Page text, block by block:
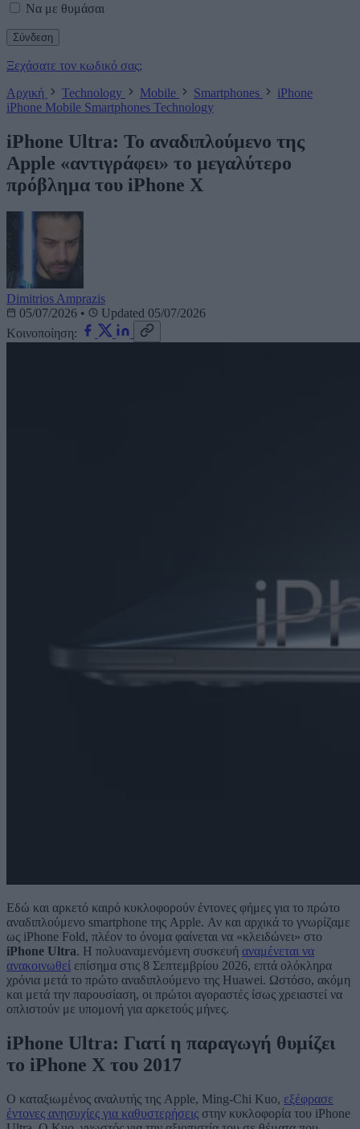
Να με θυμάσαι
Ξεχάσατε τον κωδικό σας;
Αρχική
Technology Mobile Smartphones
iPhone
iPhone Mobile Smartphones Technology
iPhone Ultra: Το αναδιπλούμενο της
Apple «αντιγράφει» το μεγαλύτερο
πρόβλημα του iPhone X
Dimitrios Amprazis
05/07/2026 •
Updated 05/07/2026
Κοινοποίηση:
Εδώ και αρκετό καιρό κυκλοφορούν έντονες φήμες για το πρώτο
αναδιπλούμενο smartphone της Apple. Αν και αρχικά το γνωρίζαμε
ως iPhone Fold, πλέον το όνομα φαίνεται να «κλειδώνει» στο
iPhone Ultra. Η πολυαναμενόμενη συσκευή αναμένεται να
ανακοινωθεί επίσημα στις 8 Σεπτεμβρίου 2026, επτά ολόκληρα
χρόνια μετά το πρώτο αναδιπλούμενο της Huawei. Ωστόσο, ακόμη
και μετά την παρουσίαση, οι πρώτοι αγοραστές ίσως χρειαστεί να
οπλιστούν με υπομονή για αρκετούς μήνες.
iPhone Ultra: Γιατί η παραγωγή θυμίζει
το iPhone X του 2017
Ο καταξιωμένος αναλυτής της Apple, Ming-Chi Kuo, εξέφρασε
έντονες ανησυχίες για καθυστερήσεις στην κυκλοφορία του iPhone